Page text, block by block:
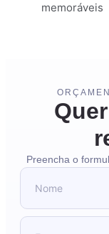
memoráveis
Preencha o